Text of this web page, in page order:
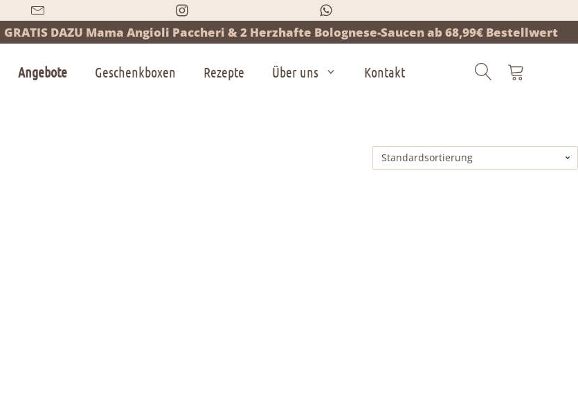
GRATIS DAZU Mama Angioli Paccheri & 2 Herzhafte Bolognese-Saucen ab 68,99€ Bestellwert
Angebote Geschenkboxen Rezepte Über uns Kontakt